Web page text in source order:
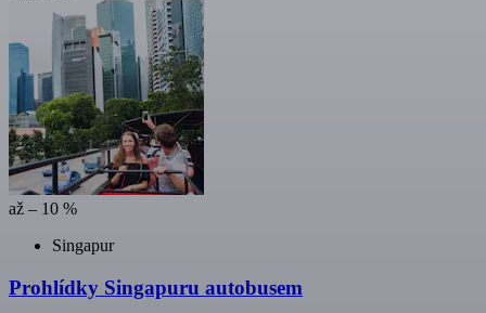
až – 10 %
Singapur
Prohlídky Singapuru autobusem